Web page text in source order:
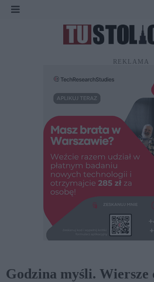
REKLAMA
Godzina myśli. Wiersze